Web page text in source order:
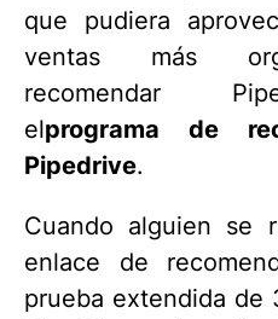
que pudiera
ventas más
recomendar
elprograma de
Pipedrive.
Cuando alguien se
enlace de
prueba extendida de